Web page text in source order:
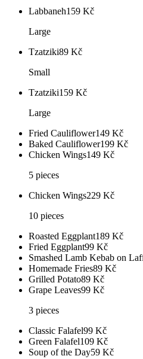
Labbaneh159 Kč
Large
Tzatziki89 Kč
Small
Tzatziki159 Kč
Large
Fried Cauliflower149 Kč
Baked Cauliflower199 Kč
Chicken Wings149 Kč
5 pieces
Chicken Wings229 Kč
10 pieces
Roasted Eggplant189 Kč
Fried Eggplant99 Kč
Smashed Lamb Kebab on
Homemade Fries89 Kč
Grilled Potato89 Kč
Grape Leaves99 Kč
3 pieces
Classic Falafel99 Kč
Green Falafel109 Kč
Soup of the Day59 Kč